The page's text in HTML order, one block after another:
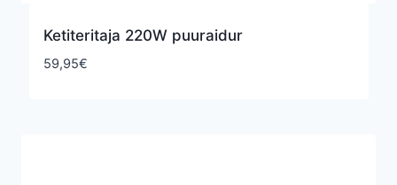
Ketiteritaja 220W puuraidur
59,95€